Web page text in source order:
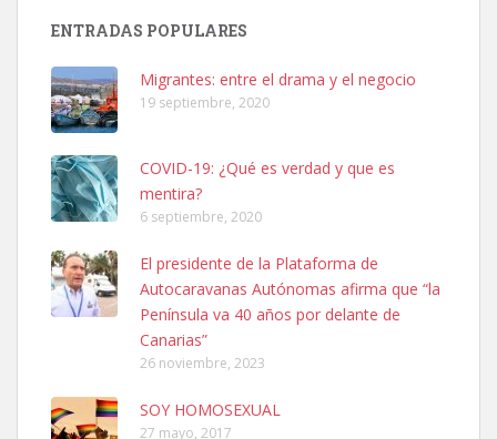
Leales.org » Gran Canaria
SHIBA PERDIDO AVDA JOSE MESA Y LOPEZ
PERRO MACHO RAZA SHIBA CON MICROCHIP PERDIDO HOY
06/07/2025 ZONA MESA Y LOPEZ. ES MUY ASUSTADIZO
Leales.org » Gran Canaria
6.7.2025
ENTRADAS POPULARES
Migrantes: entre el drama y el negocio
19 septiembre, 2020
COVID-19: ¿Qué es verdad y que es
mentira?
6 septiembre, 2020
El presidente de la Plataforma de
Autocaravanas Autónomas afirma que “la
Península va 40 años por delante de
Canarias”
26 noviembre, 2023
SOY HOMOSEXUAL
27 mayo, 2017